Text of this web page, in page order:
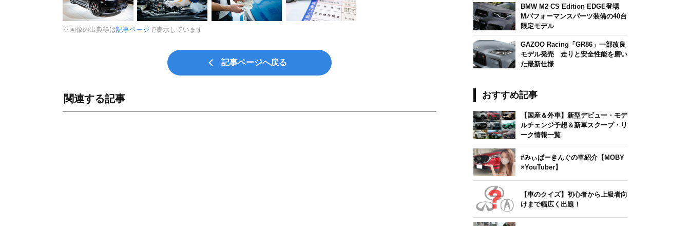
※画像の出典等は記事ページで表示しています
記事ページへ戻る
関連する記事
BMW M2 CS Edition EDGE登場
Mパフォーマンスパーツ装備の40台
限定モデル
GAZOO Racing「GR86」一部改良
モデル発売 走りと安全性能を磨い
た最新仕様
おすすめ記事
【国産＆外車】新型デビュー・モデ
ルチェンジ予想＆新車スクープ・リ
ーク情報一覧
#みぃぱーきんぐの車紹介【MOBY
×YouTuber】
【車のクイズ】初心者から上級者向
けまで幅広く出題！